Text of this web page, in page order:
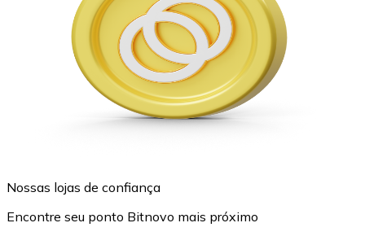
Nossas lojas de confiança
Encontre seu ponto Bitnovo mais próximo